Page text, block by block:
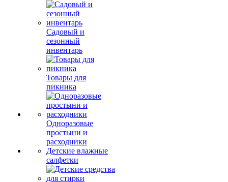
Садовый и
сезонный
инвентарь
Товары для
пикника
Одноразовые
простыни и
расходники
Детские влажные
салфетки